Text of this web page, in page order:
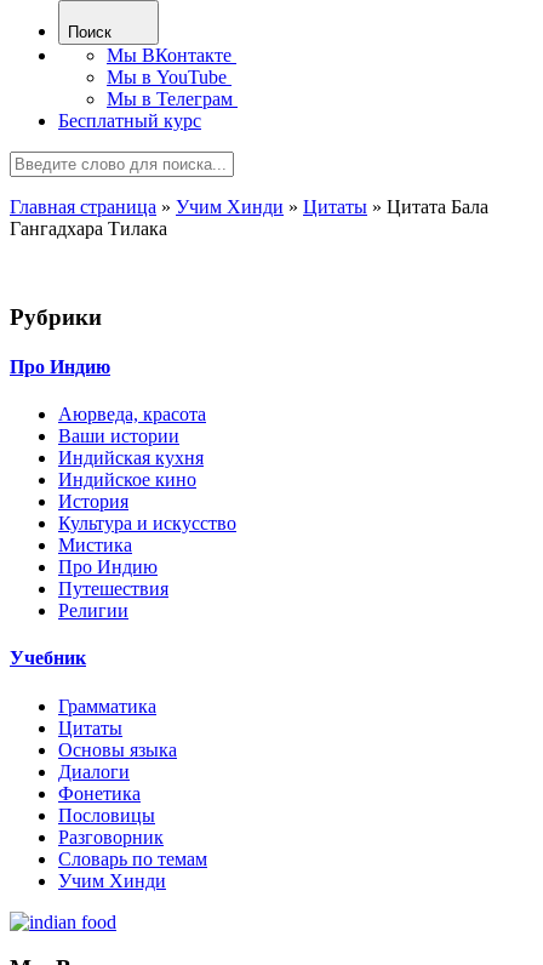
Поиск
Мы ВКонтакте
Мы в YouTube
Мы в Телеграм
Бесплатный курс
Главная страница » Учим Хинди » Цитаты » Цитата Бала
Гангадхара Тилака
Рубрики
Про Индию
Аюрведа, красота
Ваши истории
Индийская кухня
Индийское кино
История
Культура и искусство
Мистика
Про Индию
Путешествия
Религии
Учебник
Грамматика
Цитаты
Основы языка
Диалоги
Фонетика
Пословицы
Разговорник
Словарь по темам
Учим Хинди